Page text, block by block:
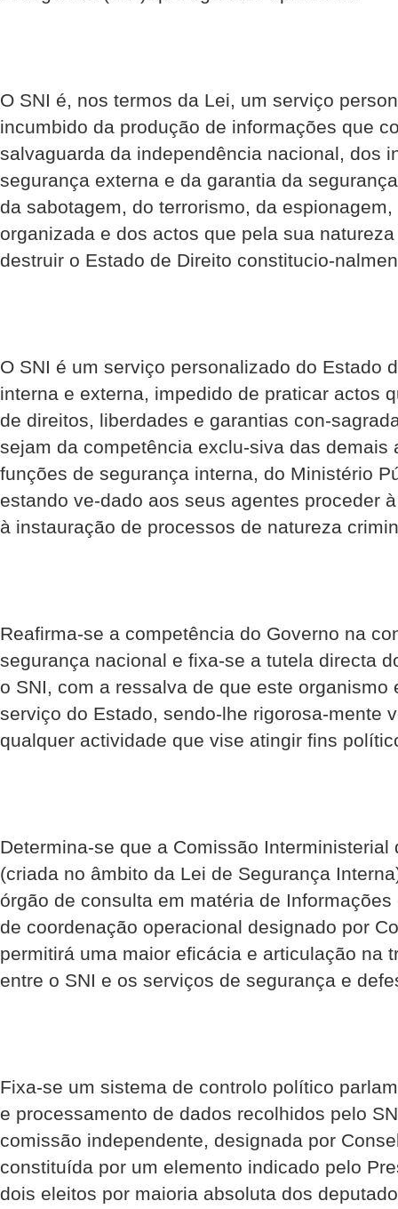
O SNI é, nos termos da Lei, um serviço
incumbido da produção de informações que
salvaguarda da independência nacional, dos
segurança externa e da garantia da
da sabotagem, do terrorismo, da
organizada e dos actos que pela sua
destruir o Estado de Direito constitucio-
O SNI é um serviço personalizado do Estado
interna e externa, impedido de praticar actos
de direitos, liberdades e garantias con-
sejam da competência exclu-siva das demais
funções de segurança interna, do Ministério
estando ve-dado aos seus agentes proceder
à instauração de processos de natureza
Reafirma-se a competência do Governo na
segurança nacional e fixa-se a tutela directa
o SNI, com a ressalva de que este organismo
serviço do Estado, sendo-lhe rigorosa-mente
qualquer actividade que vise atingir fins
Determina-se que a Comissão Interministerial
(criada no âmbito da Lei de Segurança
órgão de consulta em matéria de
de coordenação operacional designado por
permitirá uma maior eficácia e articulação na
entre o SNI e os serviços de segurança e
Fixa-se um sistema de controlo político
e processamento de dados recolhidos pelo
comissão independente, designada por
constituída por um elemento indicado pelo
dois eleitos por maioria absoluta dos